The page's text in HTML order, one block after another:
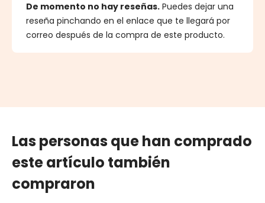
De momento no hay reseñas. Puedes dejar una
reseña pinchando en el enlace que te llegará por
correo después de la compra de este producto.
Las personas que han comprado
este artículo también
compraron